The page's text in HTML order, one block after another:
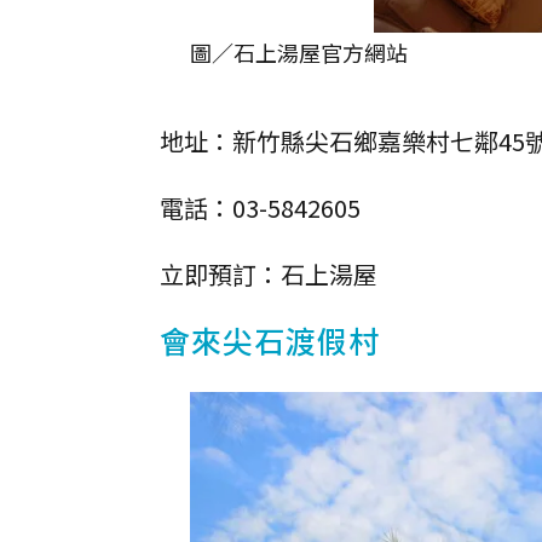
圖／石上湯屋官方網站
地址：新竹縣尖石鄉嘉樂村七鄰45
電話：03-5842605
立即預訂：石上湯屋
會來尖石渡假村